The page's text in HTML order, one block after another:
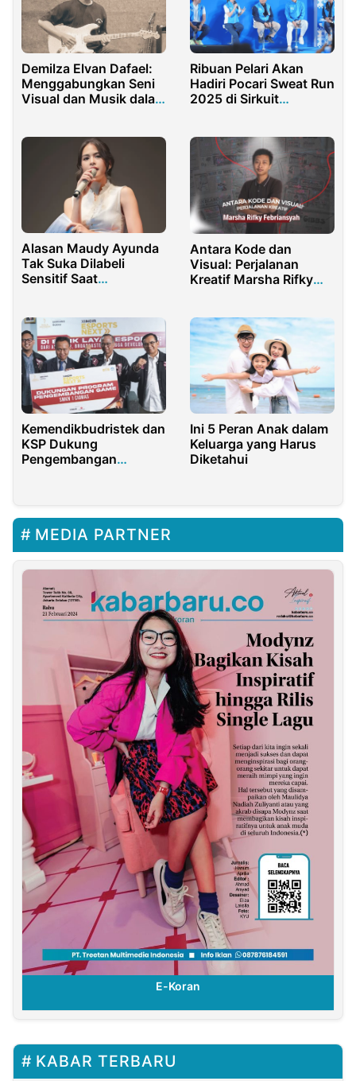
Demilza Elvan Dafael:
Menggabungkan Seni
Visual dan Musik dalam
Ribuan Pelari Akan
Hadiri Pocari Sweat Run
2025 di Sirkuit
Alasan Maudy Ayunda
Tak Suka Dilabeli
Sensitif Saat
Antara Kode dan
Visual: Perjalanan
Kreatif Marsha Rifky
Kemendikbudristek dan
KSP Dukung
Pengembangan
Ini 5 Peran Anak dalam
Keluarga yang Harus
Diketahui
MEDIA PARTNER
E-Koran
KABAR TERBARU